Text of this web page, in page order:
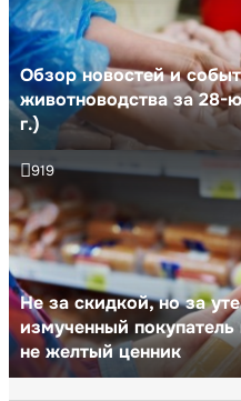
Обзор новостей и
животноводства за 28-
г.)
Не за скидкой, но за
измученный
не желтый ценник
919